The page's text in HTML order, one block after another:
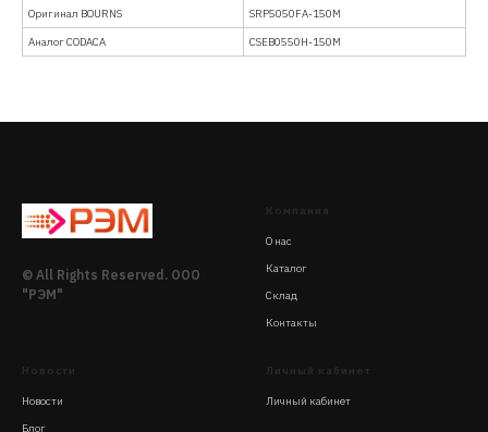
Оригинал BOURNS
SRP5050FA-150M
Аналог CODACA
CSEB0550H-150M
© All Rights Reserved. ООО
"РЭМ"
Компания
О нас
Каталог
Склад
Контакты
Новости
Новости
Блог
Личный кабинет
Личный кабинет